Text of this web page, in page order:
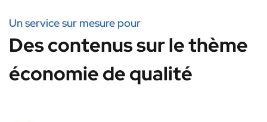
Un service sur mesure pour
Des contenus sur le thème
économie de qualité